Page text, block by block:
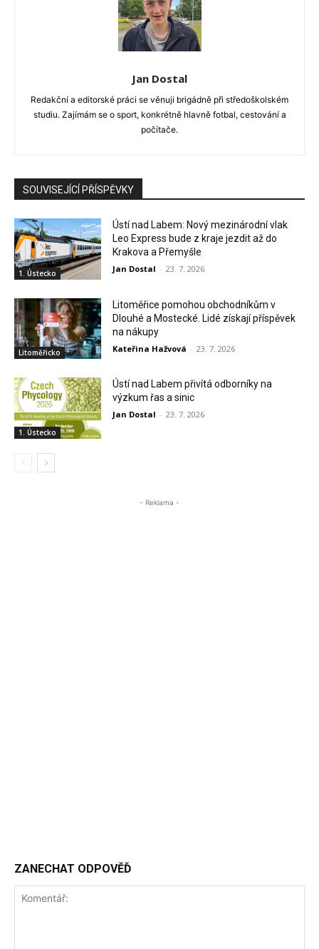
Jan Dostal
Redakční a editorské práci se věnuji brigádně při středoškolském
studiu. Zajímám se o sport, konkrétně hlavně fotbal, cestování a
počítače.
SOUVISEJÍCÍ PŘÍSPĚVKY
1. Ústecko
Ústí nad Labem: Nový mezinárodní vlak
Leo Express bude z kraje jezdit až do
Krakova a Přemyšle
Jan Dostal - 23. 7. 2026
Litoměřicko
Litoměřice pomohou obchodníkům v
Dlouhé a Mostecké. Lidé získají příspěvek
na nákupy
Kateřina Hažvová - 23. 7. 2026
1. Ústecko
Ústí nad Labem přivítá odborníky na
výzkum řas a sinic
Jan Dostal - 23. 7. 2026
- Reklama -
ZANECHAT ODPOVĚĎ